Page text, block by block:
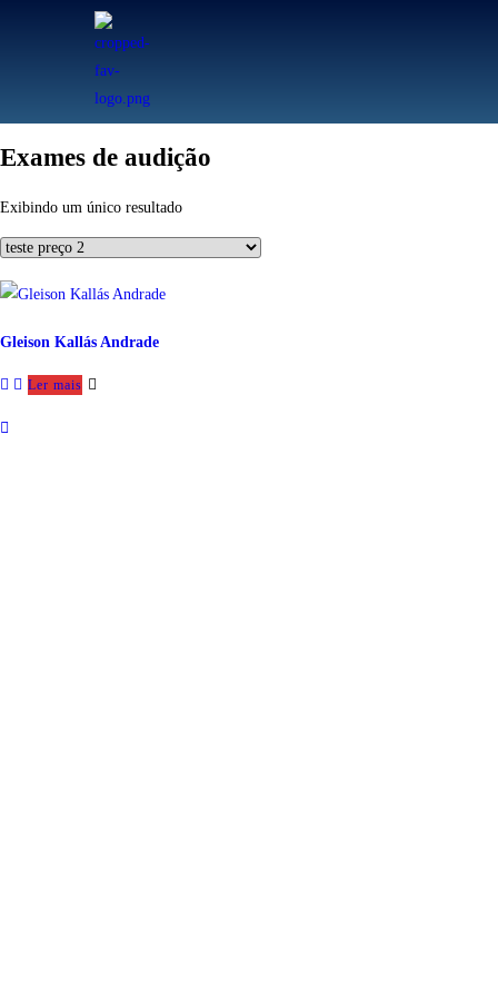
Exames de audição
Exibindo um único resultado
Gleison Kallás Andrade
Ler mais